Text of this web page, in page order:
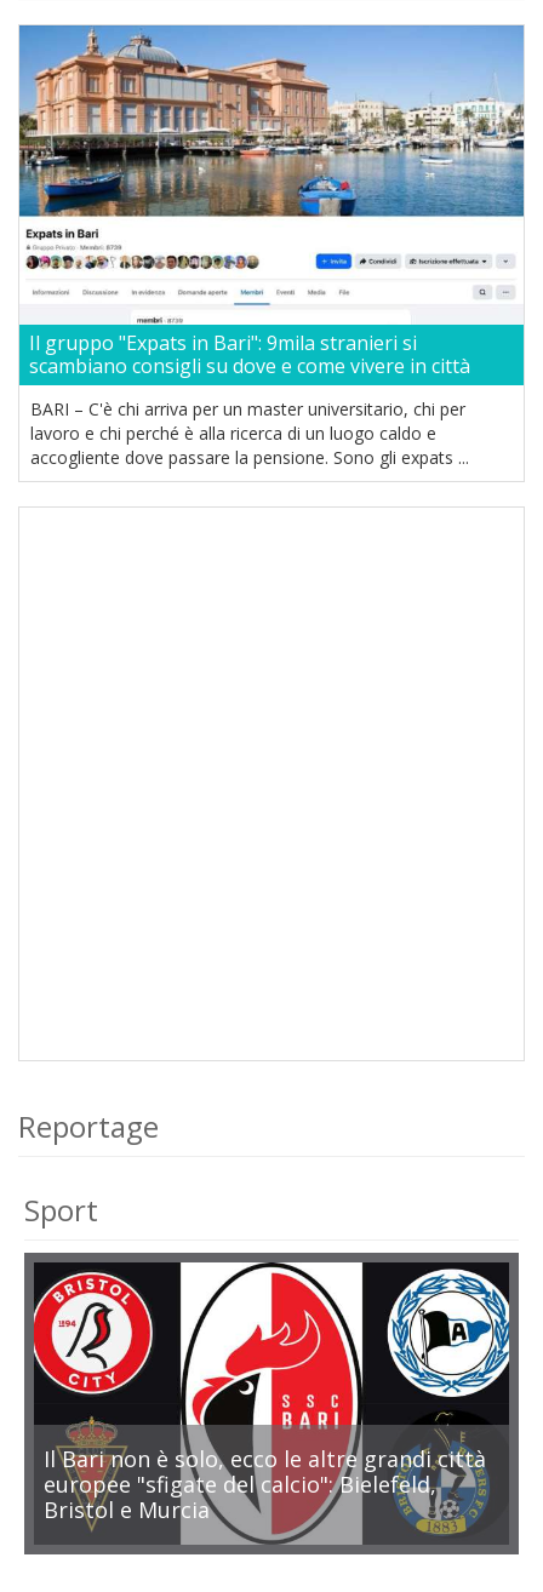
Il gruppo "Expats in Bari": 9mila stranieri si
scambiano consigli su dove e come vivere in città
BARI – C'è chi arriva per un master universitario, chi per
lavoro e chi perché è alla ricerca di un luogo caldo e
accogliente dove passare la pensione. Sono gli expats ...
Reportage
Sport
Il Bari non è solo, ecco le altre grandi città
europee "sfigate del calcio": Bielefeld,
Bristol e Murcia